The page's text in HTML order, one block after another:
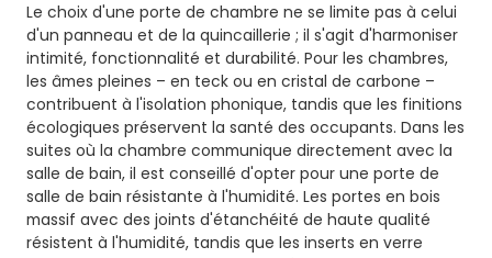
Le choix d'une porte de chambre ne se limite pas à celui
d'un panneau et de la quincaillerie ; il s'agit d'harmoniser
intimité, fonctionnalité et durabilité. Pour les chambres,
les âmes pleines – en teck ou en cristal de carbone –
contribuent à l'isolation phonique, tandis que les finitions
écologiques préservent la santé des occupants. Dans les
suites où la chambre communique directement avec la
salle de bain, il est conseillé d'opter pour une porte de
salle de bain résistante à l'humidité. Les portes en bois
massif avec des joints d'étanchéité de haute qualité
résistent à l'humidité, tandis que les inserts en verre